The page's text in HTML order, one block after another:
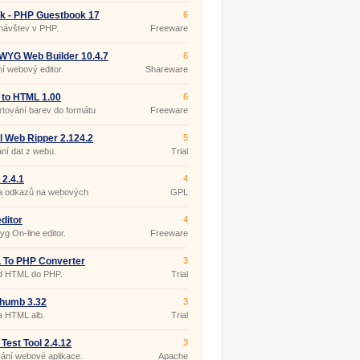
- PHP Guestbook 17
v PHP.
6
Freeware
Web Builder 10.4.7
webový editor.
6
Shareware
HTML 1.00
barev do formátu
pro HTML.
6
Freeware
Web Ripper 2.124.2
dat z webu.
5
Trial
2.4.1
odkazů na webových
do kategorií.
4
GPL
On-line editor.
4
Freeware
To PHP Converter
HTML do PHP.
3
Trial
3.32
HTML alb.
3
Trial
Test Tool 2.4.12
webové aplikace.
3
Apache